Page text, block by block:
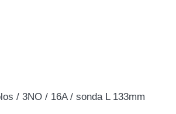
/ 3NO / 16A / sonda L 133mm